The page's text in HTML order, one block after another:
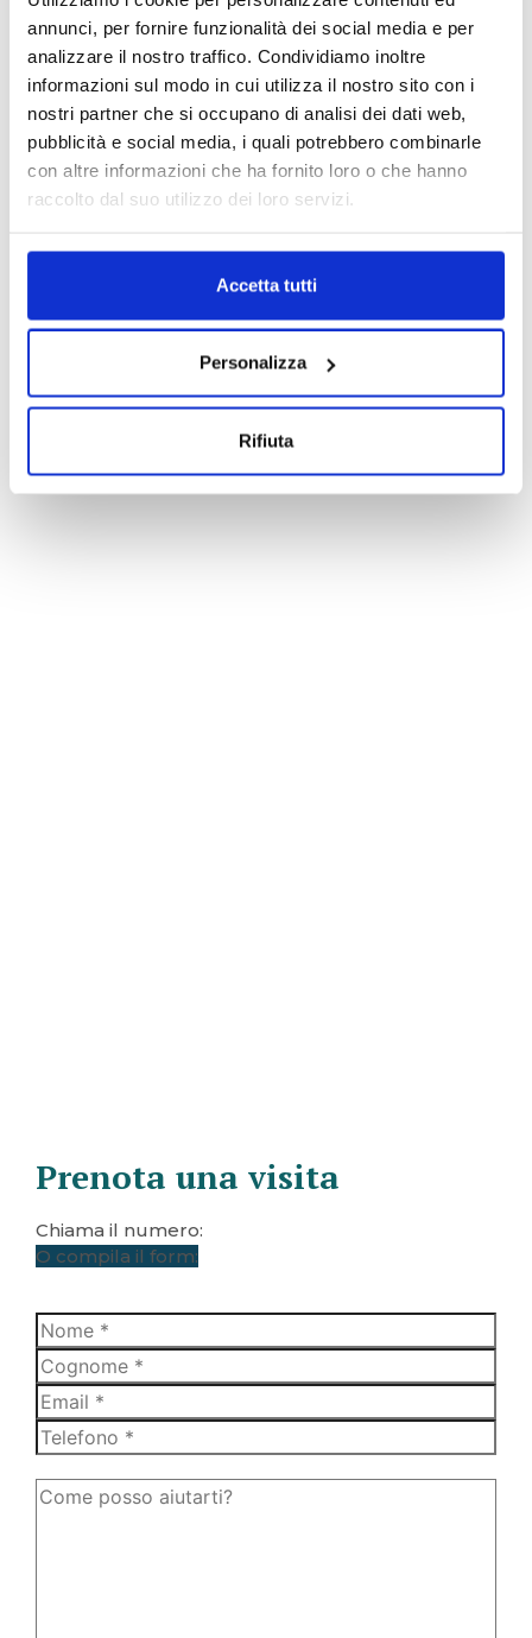
annunci, per fornire funzionalità dei social media e per
analizzare il nostro traffico. Condividiamo inoltre
informazioni sul modo in cui utilizza il nostro sito con i
nostri partner che si occupano di analisi dei dati web,
pubblicità e social media, i quali potrebbero combinarle
con altre informazioni che ha fornito loro o che hanno
raccolto dal suo utilizzo dei loro servizi.
Accetta tutti
Personalizza
Rifiuta
Prenota una visita
Chiama il numero:
O compila il form: